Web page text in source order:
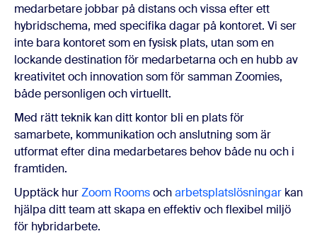
medarbetare jobbar på distans och vissa efter ett
hybridschema, med specifika dagar på kontoret. Vi ser
inte bara kontoret som en fysisk plats, utan som en
lockande destination för medarbetarna och en hubb av
kreativitet och innovation som för samman Zoomies,
både personligen och virtuellt.
Med rätt teknik kan ditt kontor bli en plats för
samarbete, kommunikation och anslutning som är
utformat efter dina medarbetares behov både nu och i
framtiden.
Upptäck hurZoom Roomsocharbetsplatslösningar kan
hjälpa ditt team att skapa en effektiv och flexibel miljö
för hybridarbete.